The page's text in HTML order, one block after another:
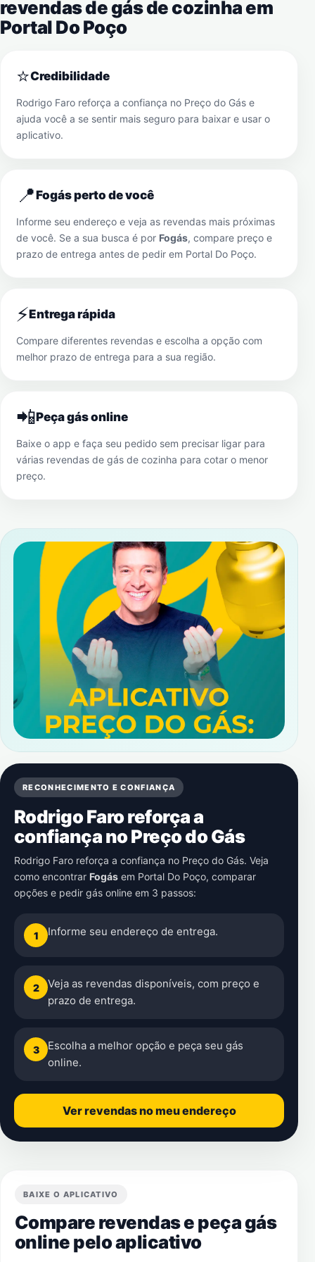
revendas de gás de cozinha em
Portal Do Poço
⭐Credibilidade
Rodrigo Faro reforça a confiança no Preço do Gás e
ajuda você a se sentir mais seguro para baixar e usar o
aplicativo.
📍Fogás perto de você
Informe seu endereço e veja as revendas mais próximas
de você. Se a sua busca é por Fogás, compare preço e
prazo de entrega antes de pedir em Portal Do Poço.
⚡Entrega rápida
Compare diferentes revendas e escolha a opção com
melhor prazo de entrega para a sua região.
📲Peça gás online
Baixe o app e faça seu pedido sem precisar ligar para
várias revendas de gás de cozinha para cotar o menor
preço.
RECONHECIMENTO E CONFIANÇA
Rodrigo Faro reforça a
confiança no Preço do Gás
Rodrigo Faro reforça a confiança no Preço do Gás. Veja
como encontrar Fogás em Portal Do Poço, comparar
opções e pedir gás online em 3 passos:
1 Informe seu endereço de entrega.
2
Veja as revendas disponíveis, com preço e
prazo de entrega.
3
Escolha a melhor opção e peça seu gás
online.
Ver revendas no meu endereço
BAIXE O APLICATIVO
Compare revendas e peça gás
online pelo aplicativo